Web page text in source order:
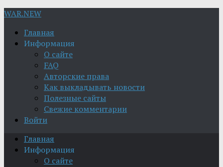
WAR.NEW
Главная
Информация
О сайте
FAQ
Авторские права
Как выкладывать новости
Полезные сайты
Свежие комментарии
Войти
Главная
Информация
О сайте